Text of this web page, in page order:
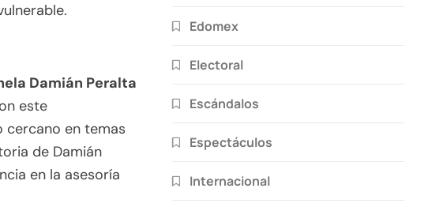
Damián Peralta
este
cercano en temas
de Damián
en la asesoría
Edomex
Electoral
Escándalos
Espectáculos
Internacional